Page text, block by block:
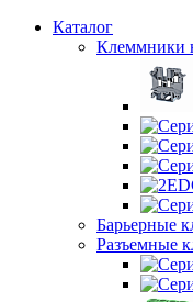
Каталог
Клеммники
Барьерные
Разъемные